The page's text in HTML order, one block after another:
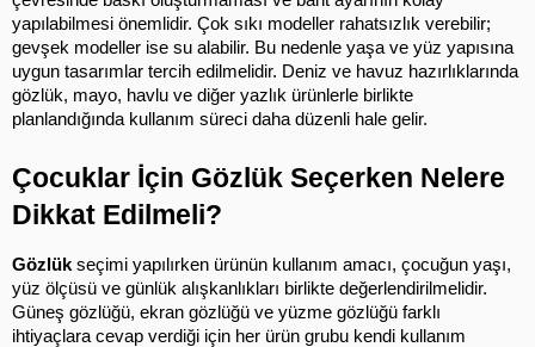
yapılabilmesi önemlidir. Çok sıkı modeller rahatsızlık verebilir;
gevşek modeller ise su alabilir. Bu nedenle yaşa ve yüz yapısına
uygun tasarımlar tercih edilmelidir. Deniz ve havuz hazırlıklarında
gözlük, mayo, havlu ve diğer yazlık ürünlerle birlikte
planlandığında kullanım süreci daha düzenli hale gelir.
Çocuklar İçin Gözlük Seçerken Nelere
Dikkat Edilmeli?
Gözlük seçimi yapılırken ürünün kullanım amacı, çocuğun yaşı,
yüz ölçüsü ve günlük alışkanlıkları birlikte değerlendirilmelidir.
Güneş gözlüğü, ekran gözlüğü ve yüzme gözlüğü farklı
ihtiyaçlara cevap verdiği için her ürün grubu kendi kullanım